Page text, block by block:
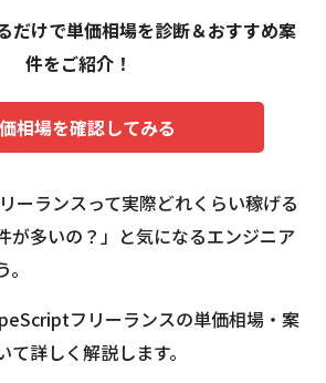
だけで単価相場を診断＆おすすめ案
件をご紹介！
相場を確認してみる
ーランスって実際どれくらい稼げる
が多いの？」と気になるエンジニア
フリーランスの単価相場・案
詳しく解説します。